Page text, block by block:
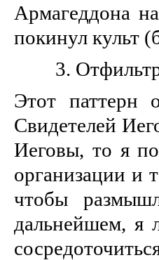
Армагеддона
покинул культ
3.
Этот паттерн
Свидетелей
Иеговы, то я
организации и
чтобы
дальнейшем, я